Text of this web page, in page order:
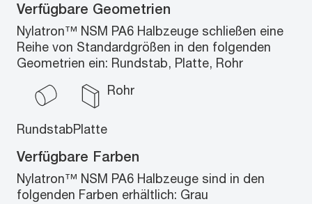
Verfügbare Geometrien
Nylatron™ NSM PA6 Halbzeuge schließen eine
Reihe von Standardgrößen in den folgenden
Geometrien ein: Rundstab, Platte, Rohr
RundstabPlatte
Rohr
Verfügbare Farben
Nylatron™ NSM PA6 Halbzeuge sind in den
folgenden Farben erhältlich: Grau